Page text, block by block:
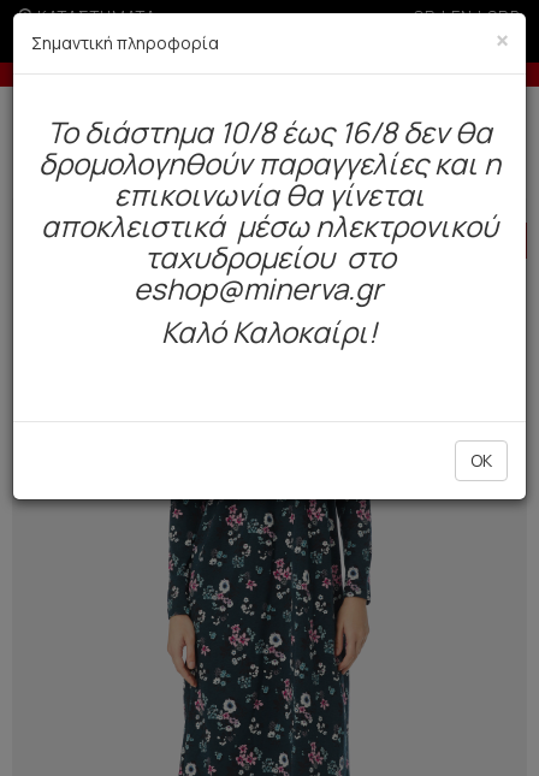
ΚΑΤΑΣΤΗΜΑΤΑ GR|EN|SRB
Έως 3 άτοκες δόσεις με πιστωτική άνω των 50€
Δωρεάν αποστολή άνω των 49€. Παράδοση σε 3-5 εργάσιμες.
Γυναίκα Πυτζάμες / Νυχτικά Χειμωνιάτικες
HOT
×
Σημαντική πληροφορία
To διάστημα 10/8 έως 16/8 δεν θα
δρομολογηθούν παραγγελίες και η
επικοινωνία θα γίνεται
αποκλειστικά μέσω ηλεκτρονικού
ταχυδρομείου στο
eshop@minerva.gr
Καλό Καλοκαίρι!
OK